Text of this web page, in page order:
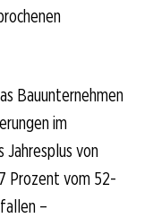
Bauunternehmen
im
von
Prozent vom 52-
–